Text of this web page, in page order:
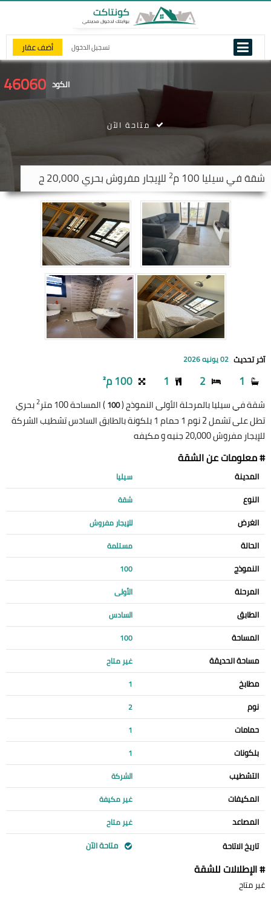
تسجيل الدخول أضف عقار
الكود 46060
شقة فيسيليا 2 للإيجار مفروش بحري 20,000 ج
متاحة الآن
آخر تحديث 02 يونيه 2026
1
2
1 100 م²
شقة في سيليا بالمرحلة الأولى النموذج (100) المساحة 100 متر 2بحري
تطل على تشمل 2 نوم 1 حمام 1 بلكونة بالطابق السادس تشطيب الشركة
للإيجار مفروش 20,000 جنيه و مكيفه
# معلومات عن الشقة
المدينة سيليا
النوع شقة
الغرض للإيجار مفروش
الحالة مستلمة
النموذج 100
المرحلة الأولى
الطابق السادس
المساحة 100
مساحة الحديقة غير متاح
مطابخ 1
نوم 2
حمامات 1
بلكونات 1
التشطيب الشركة
المكيفات غير مكيفة
المصاعد غير متاح
تاريخ الاتاحة متاحة الآن
# الإطلالات للشقة
غير متاح